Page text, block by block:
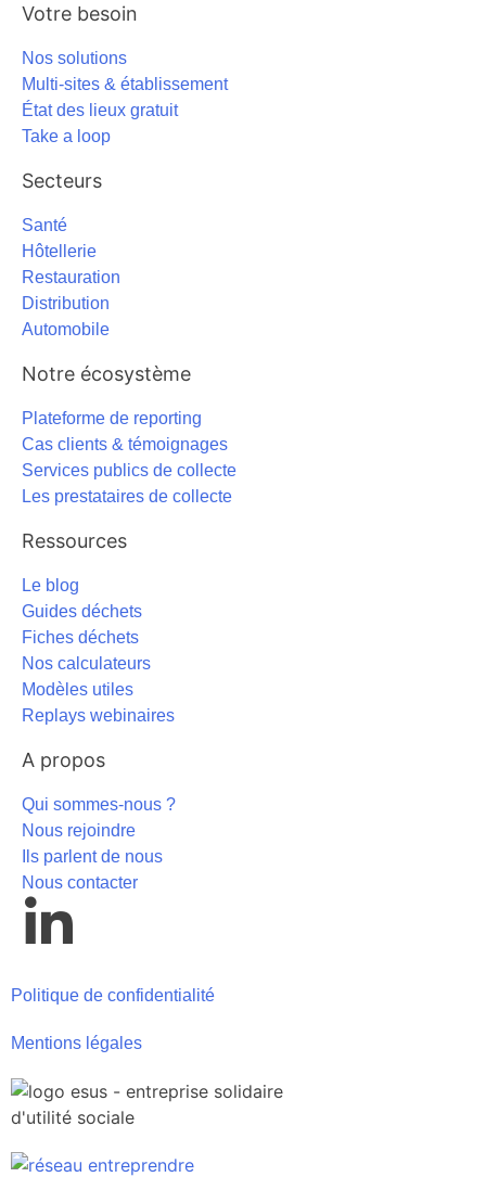
Votre besoin
Nos solutions
Multi-sites & établissement
État des lieux gratuit
Take a loop
Secteurs
Santé
Hôtellerie
Restauration
Distribution
Automobile
Notre écosystème
Plateforme de reporting
Cas clients & témoignages
Services publics de collecte
Les prestataires de collecte
Ressources
Le blog
Guides déchets
Fiches déchets
Nos calculateurs
Modèles utiles
Replays webinaires
A propos
Qui sommes-nous ?
Nous rejoindre
Ils parlent de nous
Nous contacter
Politique de confidentialité
Mentions légales